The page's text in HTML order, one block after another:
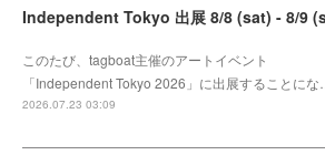
このたび、tagboat主催のアートイベント
「Independent Tokyo 2026」に出展することにな…
2026.07.23 03:09